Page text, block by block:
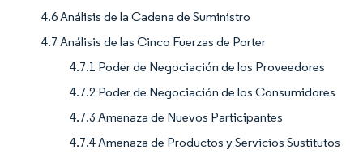
4.6 Análisis de la Cadena de Suministro
4.7 Análisis de las Cinco Fuerzas de Porter
4.7.1 Poder de Negociación de los Proveedores
4.7.2 Poder de Negociación de los Consumidores
4.7.3 Amenaza de Nuevos Participantes
4.7.4 Amenaza de Productos y Servicios Sustitutos